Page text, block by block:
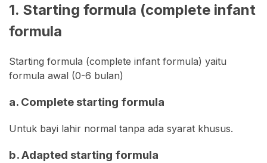
1. Starting formula (complete infant
formula
Starting formula (complete infant formula) yaitu
formula awal (0-6 bulan)
a. Complete starting formula
Untuk bayi lahir normal tanpa ada syarat khusus.
b. Adapted starting formula